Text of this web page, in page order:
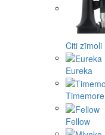
Citi zīmoli
Eureka
Timemore
Fellow